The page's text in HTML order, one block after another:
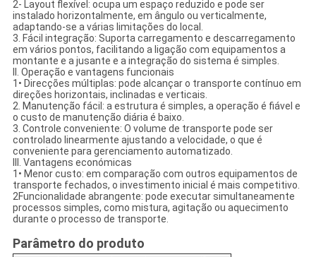
2- Layout flexível: ocupa um espaço reduzido e pode ser
instalado horizontalmente, em ângulo ou verticalmente,
adaptando-se a várias limitações do local.
3. Fácil integração: Suporta carregamento e descarregamento
em vários pontos, facilitando a ligação com equipamentos a
montante e a jusante e a integração do sistema é simples.
II. Operação e vantagens funcionais
1• Direcções múltiplas: pode alcançar o transporte contínuo em
direções horizontais, inclinadas e verticais.
2. Manutenção fácil: a estrutura é simples, a operação é fiável e
o custo de manutenção diária é baixo.
3. Controle conveniente: O volume de transporte pode ser
controlado linearmente ajustando a velocidade, o que é
conveniente para gerenciamento automatizado.
III. Vantagens económicas
1• Menor custo: em comparação com outros equipamentos de
transporte fechados, o investimento inicial é mais competitivo.
2Funcionalidade abrangente: pode executar simultaneamente
processos simples, como mistura, agitação ou aquecimento
durante o processo de transporte.
Parâmetro do produto